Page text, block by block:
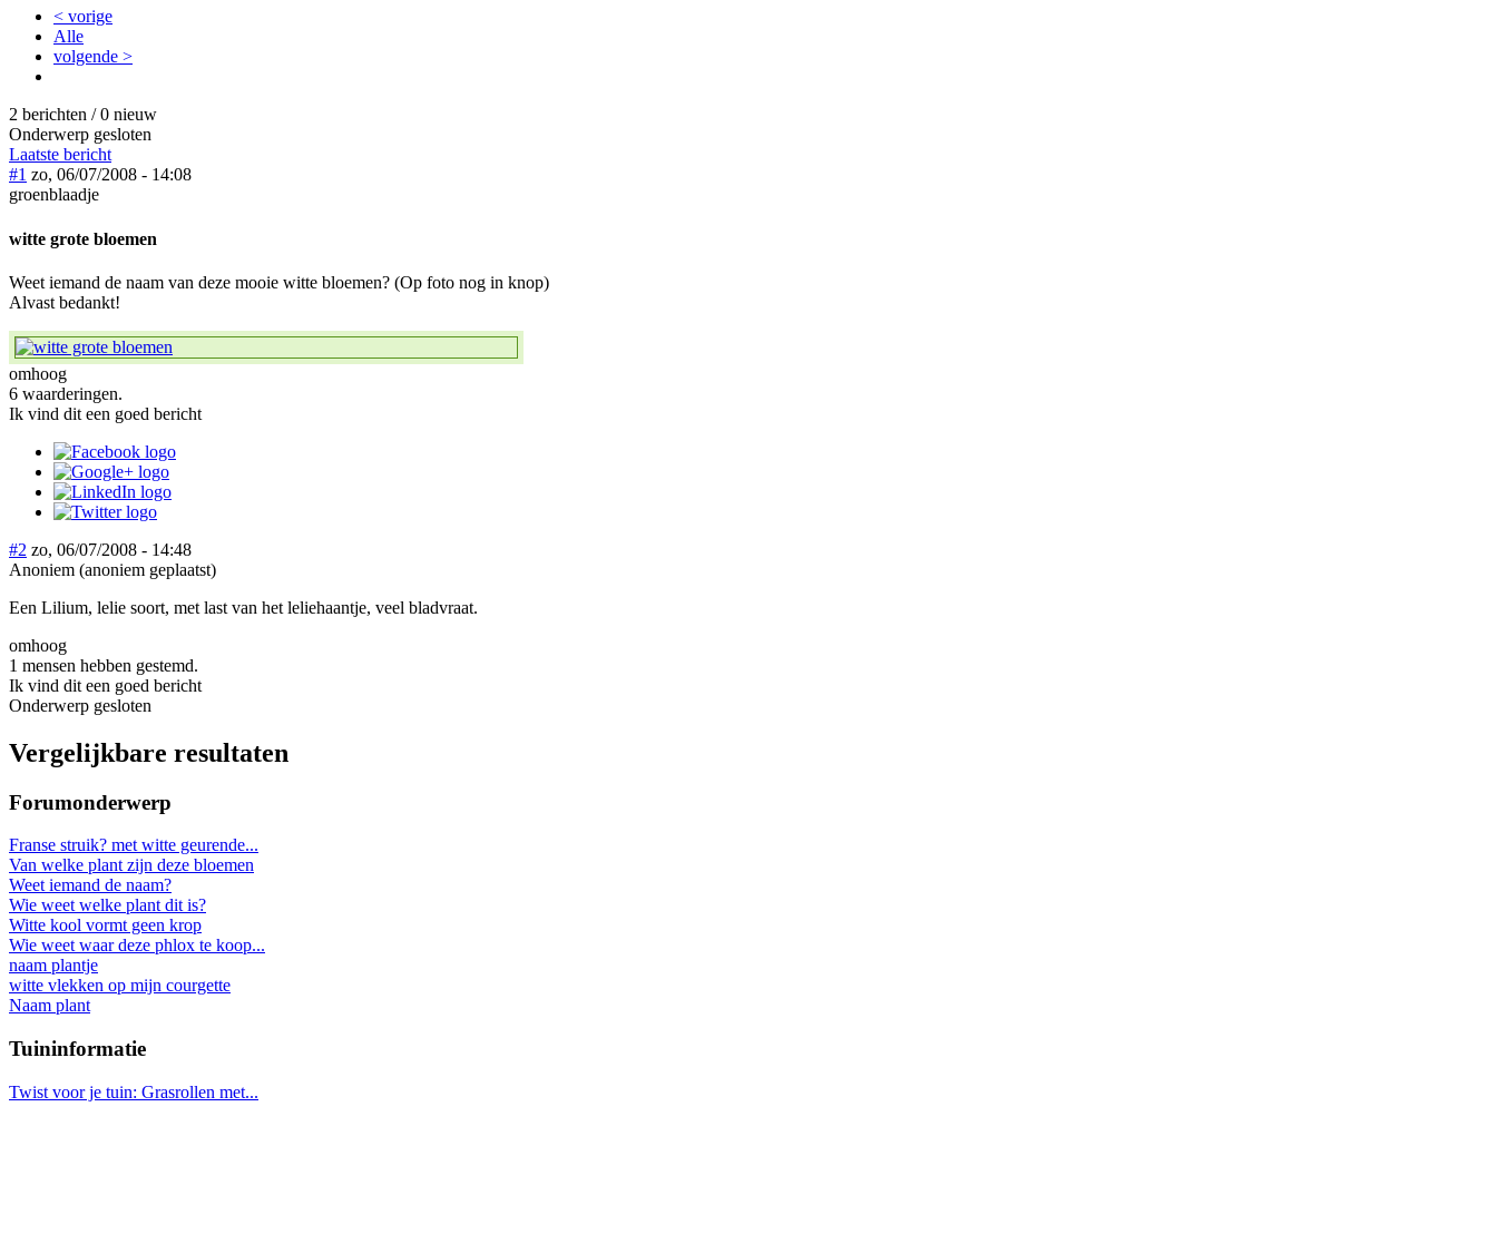
< vorige
Alle
volgende >
2 berichten / 0 nieuw
Onderwerp gesloten
Laatste bericht
#1 zo, 06/07/2008 - 14:08
groenblaadje
witte grote bloemen
Weet iemand de naam van deze mooie witte bloemen? (Op foto nog in knop)
Alvast bedankt!
omhoog
6 waarderingen.
Ik vind dit een goed bericht
#2 zo, 06/07/2008 - 14:48
Anoniem (anoniem geplaatst)
Een Lilium, lelie soort, met last van het leliehaantje, veel bladvraat.
omhoog
1 mensen hebben gestemd.
Ik vind dit een goed bericht
Onderwerp gesloten
Vergelijkbare resultaten
Forumonderwerp
Franse struik? met witte geurende...
Van welke plant zijn deze bloemen
Weet iemand de naam?
Wie weet welke plant dit is?
Witte kool vormt geen krop
Wie weet waar deze phlox te koop...
naam plantje
witte vlekken op mijn courgette
Naam plant
Tuininformatie
Twist voor je tuin: Grasrollen met...